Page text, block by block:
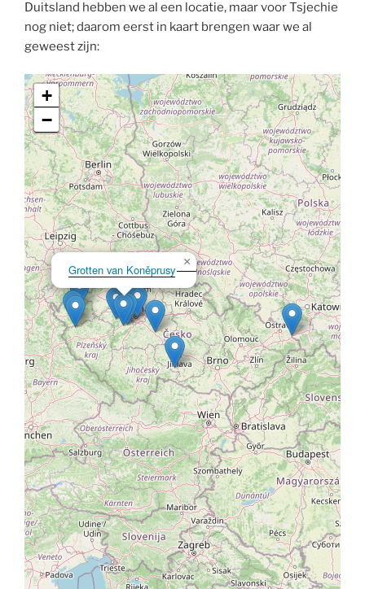
Duitsland hebben we al een locatie, maar voor Tsjechie
nog niet; daarom eerst in kaart brengen waar we al
geweest zijn:
Grotten van Koněprusy
×
+
−